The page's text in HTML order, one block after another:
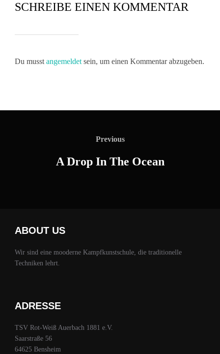
SCHREIBE EINEN KOMMENTAR
Du musst angemeldet sein, um einen Kommentar abzugeben.
Previous
Previous
A Drop In The Ocean
ABOUT US
Wir sind eine mooderne Kampfkunstschule, die traditionelle
Techniken lehrt.
ADRESSE
TSV Rot-Weiß Auerbach 1881 e.V.
Saarstraße 56
64625 Bensheim